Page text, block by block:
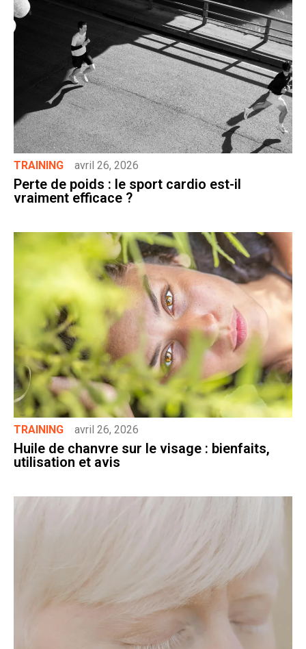
TRAINING avril 26, 2026
Perte de poids : le sport cardio est-il
vraiment efficace ?
TRAINING avril 26, 2026
Huile de chanvre sur le visage : bienfaits,
utilisation et avis